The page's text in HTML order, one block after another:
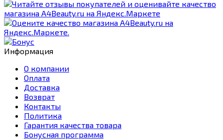
Информация
О компании
Оплата
Доставка
Возврат
Контакты
Политика
Гарантия качества товара
Бонусная программа